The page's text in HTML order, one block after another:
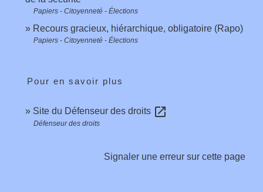
Papiers - Citoyenneté - Élections
Recours gracieux, hiérarchique, obligatoire (Rapo)
Papiers - Citoyenneté - Élections
Pour en savoir plus
Site du Défenseur des droits open_in_new
Défenseur des droits
Signaler une erreur sur cette page